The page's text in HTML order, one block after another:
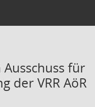
für
der VRR AöR